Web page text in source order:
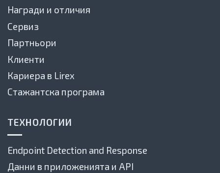
Награди и отличия
Сервиз
Партньори
Клиенти
Кариера в Lirex
Стажантска програма
ТЕХНОЛОГИИ
Endpoint Detection and Response
Данни в приложенията и API